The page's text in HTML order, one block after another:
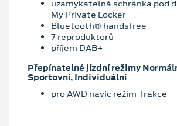
uzamykatelná schránka pod
My Private Locker
Bluetooth® handsfree
7 reproduktorů
příjem DAB+
Přepínatelné jízdní režimy
Sportovní, Individuální
pro AWD navíc režim Trakce